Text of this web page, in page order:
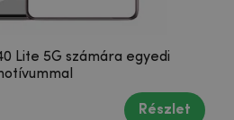
Lite 5G számára egyedi
Részlet